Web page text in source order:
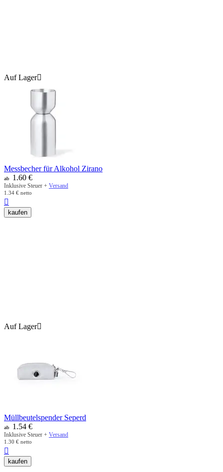
Auf Lager
Messbecher für Alkohol Zirano
ab 1.60 €
Inklusive Steuer + Versand
1.34 € netto

kaufen
Auf Lager
Müllbeutelspender Seperd
ab 1.54 €
Inklusive Steuer + Versand
1.30 € netto

kaufen